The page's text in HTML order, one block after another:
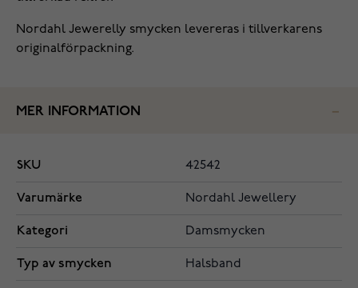
Nordahl Jewerelly smycken levereras i tillverkarens
originalförpackning.
MER INFORMATION
SKU 42542
Varumärke Nordahl Jewellery
Kategori Damsmycken
Typ av smycken Halsband